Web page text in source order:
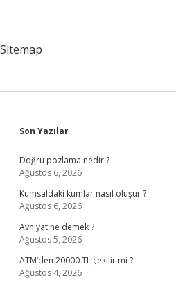
Sitemap
Sidebar
Son Yazılar
Doğru pozlama nedir ?
Ağustos 6, 2026
Kumsaldaki kumlar nasıl oluşur ?
Ağustos 6, 2026
Avniyat ne demek ?
Ağustos 5, 2026
ATM’den 20000 TL çekilir mi ?
Ağustos 4, 2026